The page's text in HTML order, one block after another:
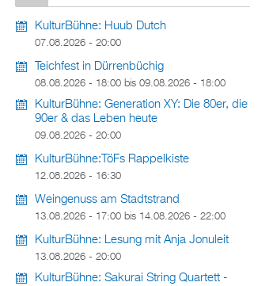
KulturBühne: Huub Dutch
07.08.2026 - 20:00
Teichfest in Dürrenbüchig
08.08.2026 - 18:00 bis 09.08.2026 - 18:00
KulturBühne: Generation XY: Die 80er, die
90er & das Leben heute
09.08.2026 - 20:00
KulturBühne:TöFs Rappelkiste
12.08.2026 - 16:30
Weingenuss am Stadtstrand
13.08.2026 - 17:00 bis 14.08.2026 - 22:00
KulturBühne: Lesung mit Anja Jonuleit
13.08.2026 - 20:00
KulturBühne: Sakurai String Quartett -